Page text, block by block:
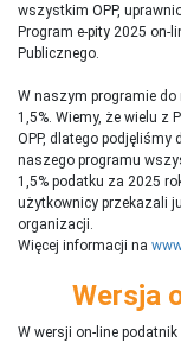
wszystkim OPP,
Program e-pity 2025 on-
Publicznego.
W naszym programie do
1,5%. Wiemy, że wielu z
OPP, dlatego podjęliśmy
naszego programu
1,5% podatku za 2025
użytkownicy przekazali
organizacji.
Więcej informacji na
Wersja
W wersji on-line